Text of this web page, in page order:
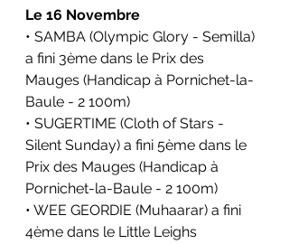
Le 16 Novembre
• SAMBA (Olympic Glory - Semilla)
a fini 3ème dans le Prix des
Mauges (Handicap à Pornichet-la-
Baule - 2 100m)
• SUGERTIME (Cloth of Stars -
Silent Sunday) a fini 5ème dans le
Prix des Mauges (Handicap à
Pornichet-la-Baule - 2 100m)
• WEE GEORDIE (Muhaarar) a fini
4ème dans le Little Leighs